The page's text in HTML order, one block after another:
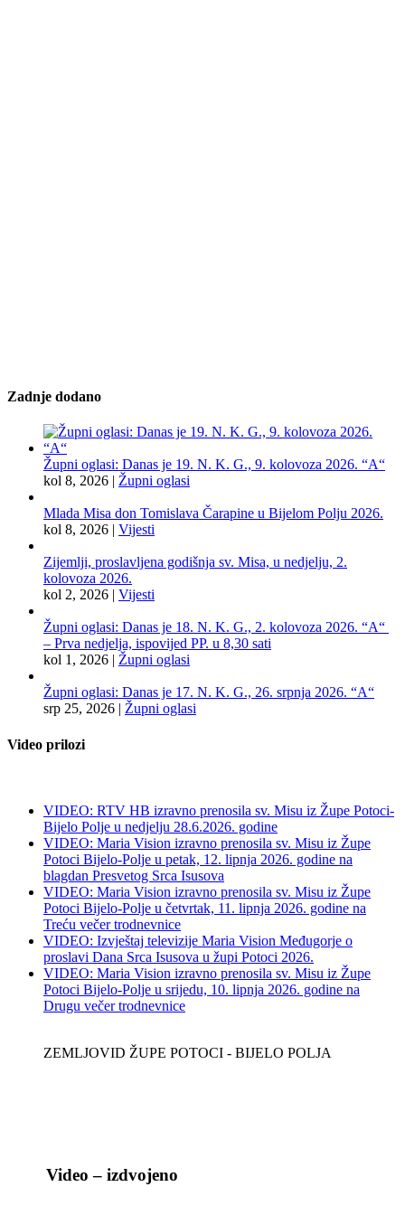
Zadnje dodano
Župni oglasi: Danas je 19. N. K. G., 9. kolovoza 2026. “A“
kol 8, 2026 | Župni oglasi
Mlada Misa don Tomislava Čarapine u Bijelom Polju 2026.
kol 8, 2026 | Vijesti
Zijemlji, proslavljena godišnja sv. Misa, u nedjelju, 2.
kolovoza 2026.
kol 2, 2026 | Vijesti
Župni oglasi: Danas je 18. N. K. G., 2. kolovoza 2026. “A“
– Prva nedjelja, ispovijed PP. u 8,30 sati
kol 1, 2026 | Župni oglasi
Župni oglasi: Danas je 17. N. K. G., 26. srpnja 2026. “A“
srp 25, 2026 | Župni oglasi
Video prilozi
VIDEO: RTV HB izravno prenosila sv. Misu iz Župe Potoci-
Bijelo Polje u nedjelju 28.6.2026. godine
VIDEO: Maria Vision izravno prenosila sv. Misu iz Župe
Potoci Bijelo-Polje u petak, 12. lipnja 2026. godine na
blagdan Presvetog Srca Isusova
VIDEO: Maria Vision izravno prenosila sv. Misu iz Župe
Potoci Bijelo-Polje u četvrtak, 11. lipnja 2026. godine na
Treću večer trodnevnice
VIDEO: Izvještaj televizije Maria Vision Međugorje o
proslavi Dana Srca Isusova u župi Potoci 2026.
VIDEO: Maria Vision izravno prenosila sv. Misu iz Župe
Potoci Bijelo-Polje u srijedu, 10. lipnja 2026. godine na
Drugu večer trodnevnice
ZEMLJOVID ŽUPE POTOCI - BIJELO POLJA
Video – izdvojeno